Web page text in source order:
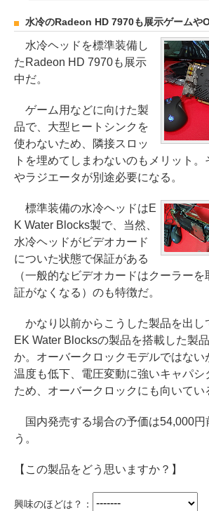
水冷のRadeon HD 7970も展示ゲームや
水冷ヘッドを標準装備し
たRadeon HD 7970も展示
中だ。
ゲーム用などに向けた製
品で、大型ヒートシンクを
使わないため、隣接スロッ
トを埋めてしまわないのもメリット
やラジエータが別途必要になる。
標準装備の水冷ヘッドはE
K Water Blocks製で、当然、
水冷ヘッドがビデオカード
についた状態で保証がある
（一般的なビデオカードはクーラー
証がなくなる）のも特徴だ。
かなり以前からこうした製品を出し
EK Water Blocksの製品を搭載した製
か。オーバークロックモデルではない
温度も低下、電圧変動に強いキャパシ
ため、オーバークロックにも向いてい
国内発売する場合の予価は54,000円
う。
【この製品をどう思いますか？】
興味のほどは？：